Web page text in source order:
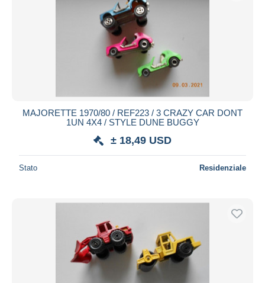
MAJORETTE 1970/80 / REF223 / 3 CRAZY CAR DONT
1UN 4X4 / STYLE DUNE BUGGY
± 18,49 USD
Stato Residenziale